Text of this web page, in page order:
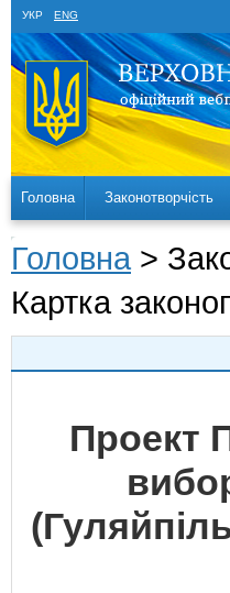
УКР ENG
Головна Законотворчість
Головна >
Картка
Проект